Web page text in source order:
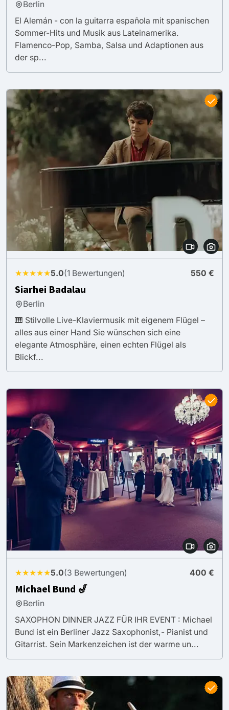
Berlin
El Alemán - con la guitarra española mit spanischen
Sommer-Hits und Musik aus Lateinamerika.
Flamenco-Pop, Samba, Salsa und Adaptionen aus
der sp...
★★★★★5.0(1 Bewertungen) 550 €
Siarhei Badalau
Berlin
🎹 Stilvolle Live-Klaviermusik mit eigenem Flügel –
alles aus einer Hand Sie wünschen sich eine
elegante Atmosphäre, einen echten Flügel als
Blickf...
★★★★★5.0(3 Bewertungen) 400 €
Michael Bund 🎷
Berlin
SAXOPHON DINNER JAZZ FÜR IHR EVENT : Michael
Bund ist ein Berliner Jazz Saxophonist,- Pianist und
Gitarrist. Sein Markenzeichen ist der warme un...